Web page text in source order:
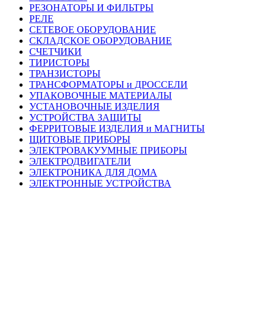
РЕЗОНАТОРЫ И ФИЛЬТРЫ
РЕЛЕ
СЕТЕВОЕ ОБОРУДОВАНИЕ
СКЛАДСКОЕ ОБОРУДОВАНИЕ
СЧЕТЧИКИ
ТИРИСТОРЫ
ТРАНЗИСТОРЫ
ТРАНСФОРМАТОРЫ и ДРОССЕЛИ
УПАКОВОЧНЫЕ МАТЕРИАЛЫ
УСТАНОВОЧНЫЕ ИЗДЕЛИЯ
УСТРОЙСТВА ЗАЩИТЫ
ФЕРРИТОВЫЕ ИЗДЕЛИЯ и МАГНИТЫ
ЩИТОВЫЕ ПРИБОРЫ
ЭЛЕКТРОВАКУУМНЫЕ ПРИБОРЫ
ЭЛЕКТРОДВИГАТЕЛИ
ЭЛЕКТРОНИКА ДЛЯ ДОМА
ЭЛЕКТРОННЫЕ УСТРОЙСТВА